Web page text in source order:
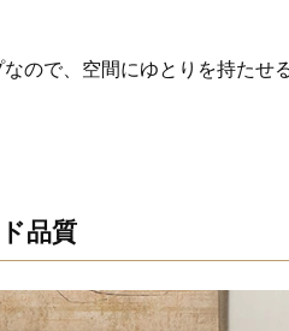
ので、空間にゆとりを持たせ
品質